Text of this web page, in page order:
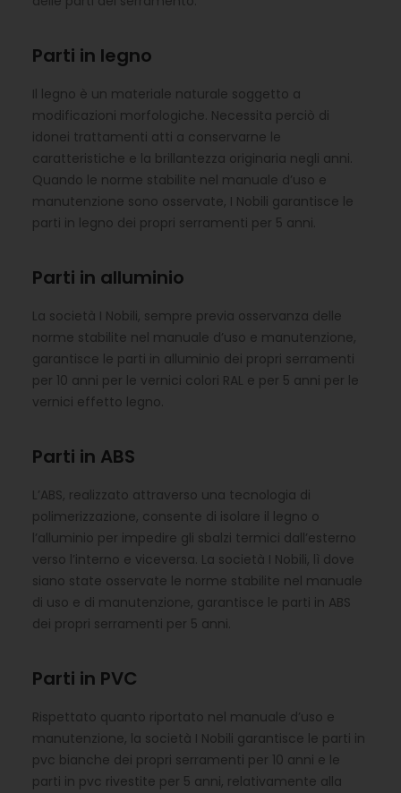
Parti in legno
Il legno è un materiale naturale soggetto a
modificazioni morfologiche. Necessita perciò di
idonei trattamenti atti a conservarne le
caratteristiche e la brillantezza originaria negli anni.
Quando le norme stabilite nel manuale d’uso e
manutenzione sono osservate, I Nobili garantisce le
parti in legno dei propri serramenti per 5 anni.
Parti in alluminio
La società I Nobili, sempre previa osservanza delle
norme stabilite nel manuale d’uso e manutenzione,
garantisce le parti in alluminio dei propri serramenti
per 10 anni per le vernici colori RAL e per 5 anni per le
vernici effetto legno.
Parti in ABS
L’ABS, realizzato attraverso una tecnologia di
polimerizzazione, consente di isolare il legno o
l’alluminio per impedire gli sbalzi termici dall’esterno
verso l’interno e viceversa. La società I Nobili, lì dove
siano state osservate le norme stabilite nel manuale
di uso e di manutenzione, garantisce le parti in ABS
dei propri serramenti per 5 anni.
Parti in PVC
Rispettato quanto riportato nel manuale d’uso e
manutenzione, la società I Nobili garantisce le parti in
pvc bianche dei propri serramenti per 10 anni e le
parti in pvc rivestite per 5 anni, relativamente alla